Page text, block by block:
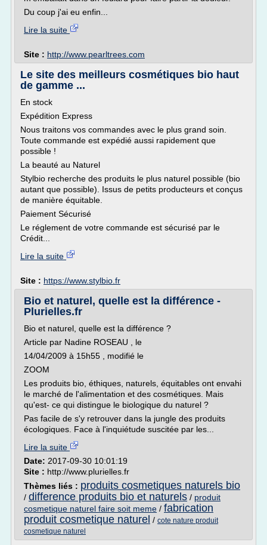
Du coup j'ai eu enfin...
Lire la suite
Site : http://www.pearltrees.com
Le site des meilleurs cosmétiques bio haut
de gamme ...
En stock
Expédition Express
Nous traitons vos commandes avec le plus grand soin.
Toute commande est expédié aussi rapidement que
possible !
La beauté au Naturel
Stylbio recherche des produits le plus naturel possible (bio
autant que possible). Issus de petits producteurs et conçus
de manière équitable.
Paiement Sécurisé
Le réglement de votre commande est sécurisé par le
Crédit...
Lire la suite
Site : https://www.stylbio.fr
Bio et naturel, quelle est la différence -
Plurielles.fr
Bio et naturel, quelle est la différence ?
Article par Nadine ROSEAU , le
14/04/2009 à 15h55 , modifié le
ZOOM
Les produits bio, éthiques, naturels, équitables ont envahi
le marché de l'alimentation et des cosmétiques. Mais
qu'est- ce qui distingue le biologique du naturel ?
Pas facile de s'y retrouver dans la jungle des produits
écologiques. Face à l'inquiétude suscitée par les...
Lire la suite
Date: 2017-09-30 10:01:19
Site : http://www.plurielles.fr
Thèmes liés : produits cosmetiques naturels bio
/ difference produits bio et naturels / produit
cosmetique naturel faire soit meme / fabrication
produit cosmetique naturel / cote nature produit
cosmetique naturel